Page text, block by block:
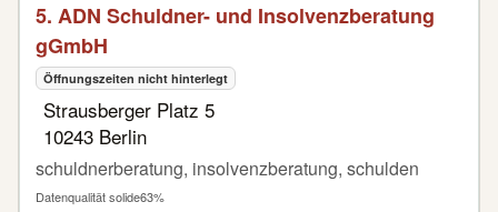
5. ADN Schuldner- und Insolvenzberatung
gGmbH
Öffnungszeiten nicht hinterlegt
Strausberger Platz 5
10243 Berlin
schuldnerberatung, insolvenzberatung, schulden
Datenqualität solide63%